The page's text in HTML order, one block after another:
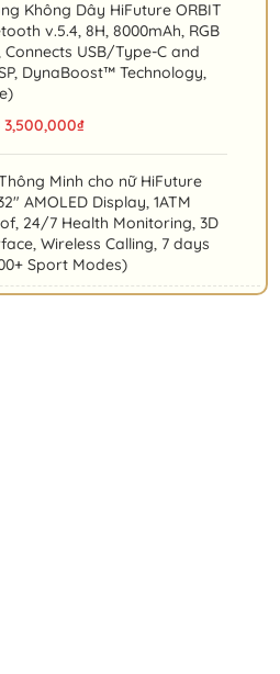
Không Dây HiFuture ORBIT
v.5.4, 8H, 8000mAh, RGB
Connects USB/Type-C and
DynaBoost™ Technology,
3,500,000₫
Minh cho nữ HiFuture
AMOLED Display, 1ATM
24/7 Health Monitoring, 3D
Wireless Calling, 7 days
Sport Modes)